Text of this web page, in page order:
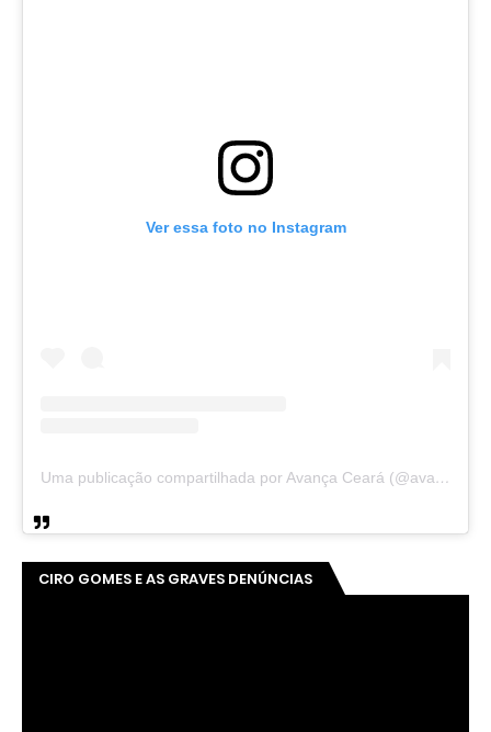
Ver essa foto no Instagram
Uma publicação compartilhada por Avança Ceará (@avancaceara)
CIRO GOMES E AS GRAVES DENÚNCIAS